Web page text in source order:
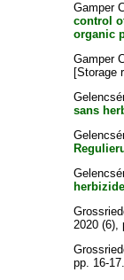
Gamper
control
organic
Gamper
[Storage
sans
2020 (6),
pp. 16-17.